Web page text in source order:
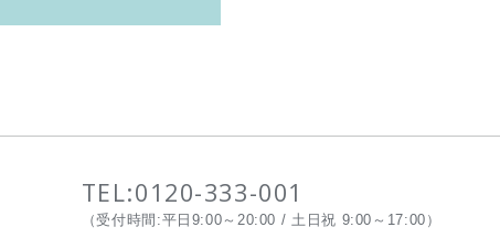
TEL:0120-333-001
（受付時間:平日9:00～20:00 / 土日祝 9:00～17:00）